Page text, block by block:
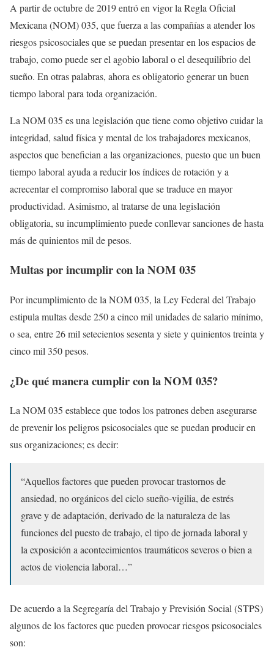
A partir de octubre de 2019 entró en vigor la Regla Oficial
Mexicana (NOM) 035, que fuerza a las compañías a atender los
riesgos psicosociales que se puedan presentar en los espacios de
trabajo, como puede ser el agobio laboral o el desequilibrio del
sueño. En otras palabras, ahora es obligatorio generar un buen
tiempo laboral para toda organización.
La NOM 035 es una legislación que tiene como objetivo cuidar la
integridad, salud física y mental de los trabajadores mexicanos,
aspectos que benefician a las organizaciones, puesto que un buen
tiempo laboral ayuda a reducir los índices de rotación y a
acrecentar el compromiso laboral que se traduce en mayor
productividad. Asimismo, al tratarse de una legislación
obligatoria, su incumplimiento puede conllevar sanciones de hasta
más de quinientos mil de pesos.
Multas por incumplir con la NOM 035
Por incumplimiento de la NOM 035, la Ley Federal del Trabajo
estipula multas desde 250 a cinco mil unidades de salario mínimo,
o sea, entre 26 mil setecientos sesenta y siete y quinientos treinta y
cinco mil 350 pesos.
¿De qué manera cumplir con la NOM 035?
La NOM 035 establece que todos los patrones deben asegurarse
de prevenir los peligros psicosociales que se puedan producir en
sus organizaciones; es decir:
“Aquellos factores que pueden provocar trastornos de
ansiedad, no orgánicos del ciclo sueño-vigilia, de estrés
grave y de adaptación, derivado de la naturaleza de las
funciones del puesto de trabajo, el tipo de jornada laboral y
la exposición a acontecimientos traumáticos severos o bien a
actos de violencia laboral…”
De acuerdo a la Segregaría del Trabajo y Previsión Social (STPS)
algunos de los factores que pueden provocar riesgos psicosociales
son: